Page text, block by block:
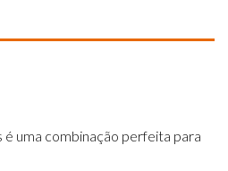
é uma combinação perfeita para